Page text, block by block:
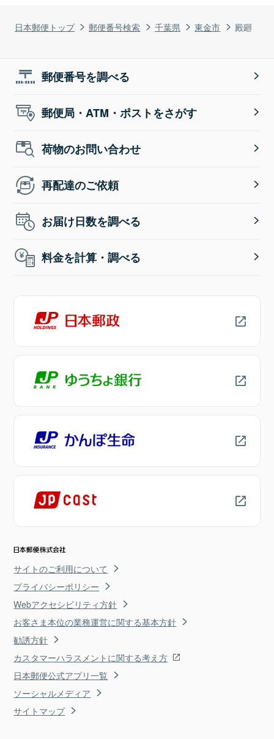
日本郵便トップ 郵便番号検索 千葉県 東金市 殿廻
郵便番号を調べる
郵便局・ATM・ポストをさがす
荷物のお問い合わせ
再配達のご依頼
お届け日数を調べる
料金を計算・調べる
サイトのご利用について
プライバシーポリシー
Webアクセシビリティ方針
お客さま本位の業務運営に関する基本方針
勧誘方針
カスタマーハラスメントに関する考え方
日本郵便公式アプリ一覧
ソーシャルメディア
サイトマップ